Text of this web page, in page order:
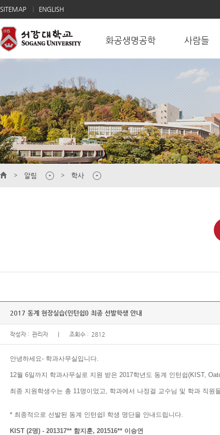
SITEMAP ENGLISH
화공생명공학 사람들
알림 학사
2017 동계 현장실습(인턴쉽I) 최종 선발학생 안내
작성자 : 관리자 조회수 : 2812
안녕하세요- 학과사무실입니다.
12월 6일까지 학과사무실로 지원 받은 2017학년도 동계 인턴쉽(KIST,
최종 지원학생수는 총 11명이었고, 학과에서 나정걸 교수님 및 학과 직원
* 최종적으로 선발된 동계 인턴쉽I 학생 명단을 안내드립니다.
KIST (2명) - 201317** 함지훈, 201516** 이승연